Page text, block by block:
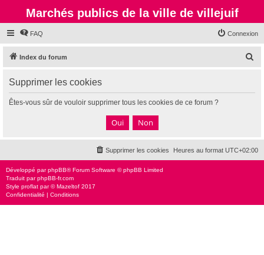
Marchés publics de la ville de villejuif
FAQ Connexion
Index du forum
c
Supprimer les cookies
Êtes-vous sûr de vouloir supprimer tous les cookies de ce forum ?
Heures au format UTC+02:00
Supprimer les cookies
Développé parphpBB® Forum Software © phpBB Limited
Traduit parphpBB-fr.com
Style proflat par ©Mazeltof 2017
Confidentialité | Conditions